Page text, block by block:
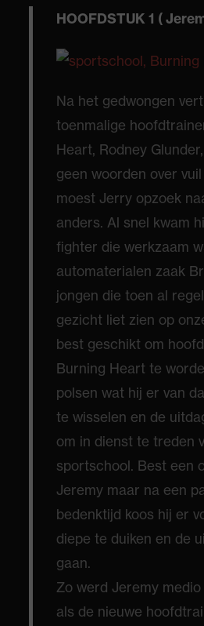
HOOFDSTUK 1 (
Na het gedwongen
toenmalige
Heart, Rodney
geen woorden over
moest Jerry opzoek
anders. Al snel kwam
fighter die werkzaam
automaterialen zaak
jongen die toen al
gezicht liet zien op
best geschikt om
Burning Heart te
polsen wat hij er van
te wisselen en de
om in dienst te treden
sportschool. Best een
Jeremy maar na een
bedenktijd koos hij er
diepe te duiken en de
gaan.
Zo werd Jeremy medio
als de nieuwe